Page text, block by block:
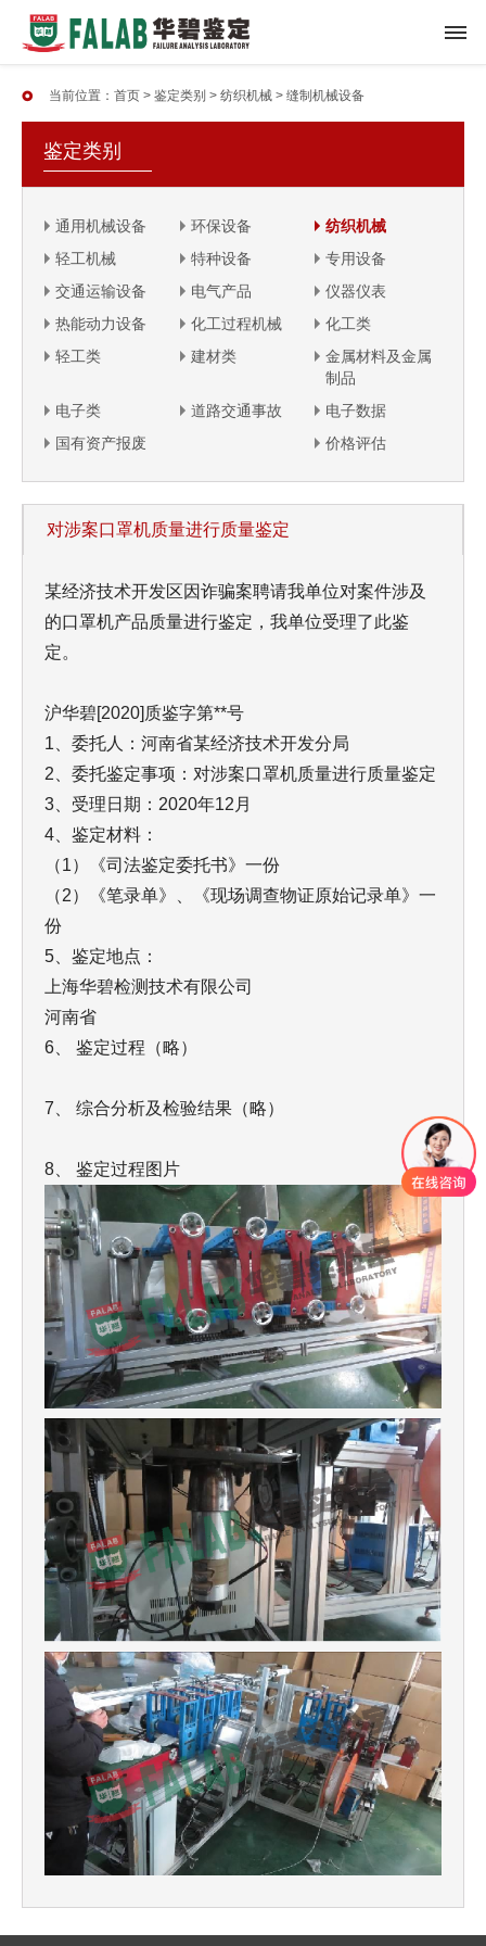
当前位置：首页 >鉴定类别 >纺织机械 >缝制机械设备
鉴定类别
通用机械设备 环保设备
纺织机械
轻工机械
特种设备
专用设备
交通运输设备
电气产品
仪器仪表
热能动力设备
化工过程机械
化工类
轻工类
建材类
金属材料及金属
制品
电子类
道路交通事故
电子数据
国有资产报废
价格评估
对涉案口罩机质量进行质量鉴定
某经济技术开发区因诈骗案聘请我单位对案件涉及
的口罩机产品质量进行鉴定 ，我单位受理了此鉴
定。
沪华碧[2020] 质鉴字第**号
1 、委托人：河南省某经济技术开发分局
2 、委托鉴定事项：对涉案口罩机质量进行质量鉴定
3 、受理日期： 2020年12 月
4 、鉴定材料：
（1）《司法鉴定委托书》一份
（2）《笔录单》、《现场调查物证原始记录单》一
份
5 、鉴定地点：
上海华碧检测技术有限公司
河南省
6、
鉴定过程（略）
7、 综合分析及检验结果（略）
8 鉴定过程图片